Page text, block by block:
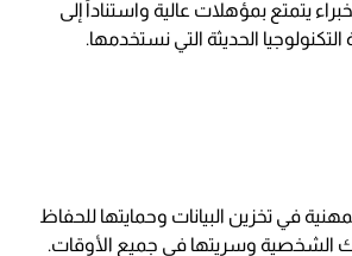
يتمتع بمؤهلات عالية واستناداً إلى
الحديثة التي نستخدمها.
في تخزين البيانات وحمايتها للحفاظ
الشخصية وسريتها في جميع الأوقات.